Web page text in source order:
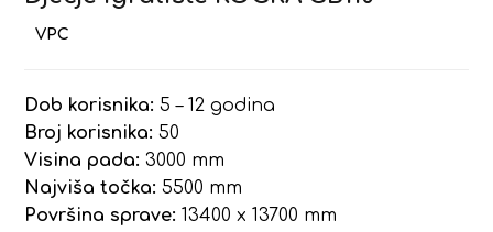
Dob korisnika: 5 – 12 godina
Broj korisnika: 50
Visina pada: 3000 mm
Najviša točka: 5500 mm
Površina sprave: 13400 x 13700 mm